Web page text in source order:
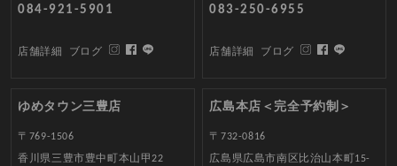
084-921-5901
店舗詳細 ブログ
083-250-6955
店舗詳細 ブログ
ゆめタウン三豊店
〒769-1506
香川県三豊市豊中町本山甲22
広島本店＜完全予約制＞
〒732-0816
広島県広島市南区比治山本町15-